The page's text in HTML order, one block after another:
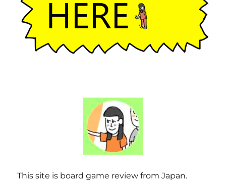
This site is board game review from Japan.